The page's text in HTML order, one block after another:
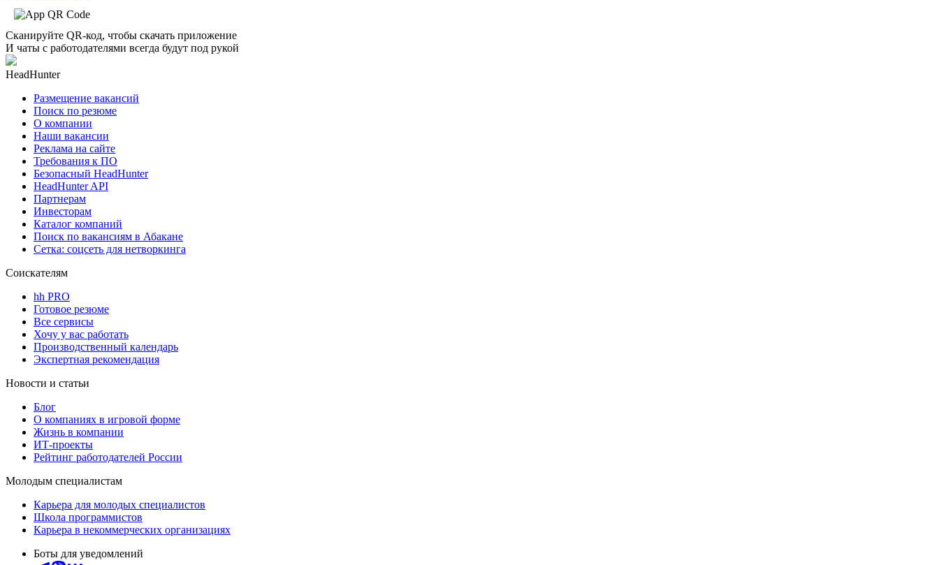
Сканируйте QR-код, чтобы скачать приложение
И чаты с работодателями всегда будут под рукой
HeadHunter
Размещение вакансий
Поиск по резюме
О компании
Наши вакансии
Реклама на сайте
Требования к ПО
Безопасный HeadHunter
HeadHunter API
Партнерам
Инвесторам
Каталог компаний
Поиск по вакансиям в Абакане
Сетка: соцсеть для нетворкинга
Соискателям
hh PRO
Готовое резюме
Все сервисы
Хочу у вас работать
Производственный календарь
Экспертная рекомендация
Новости и статьи
Блог
О компаниях в игровой форме
Жизнь в компании
ИТ-проекты
Рейтинг работодателей России
Молодым специалистам
Карьера для молодых специалистов
Школа программистов
Карьера в некоммерческих организациях
Боты для уведомлений